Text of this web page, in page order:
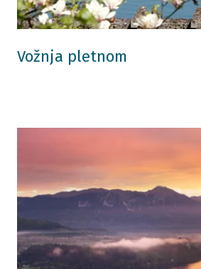
Vožnja pletnom